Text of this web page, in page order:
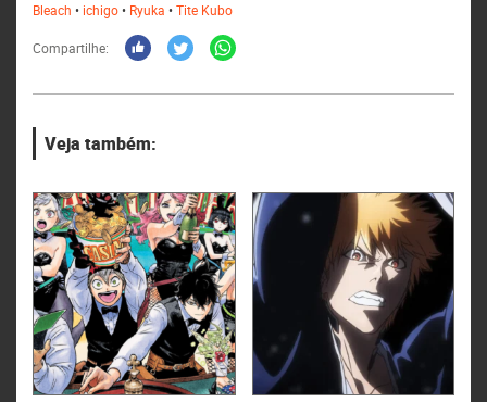
Bleach • ichigo• Ryuka •Tite Kubo
Compartilhe:
Veja também: